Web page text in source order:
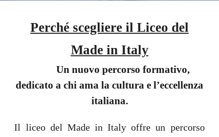
Perché scegliere il Liceo del
Made in Italy
Un nuovo percorso formativo,
dedicato a chi ama la cultura e l’eccellenza
italiana.
Il liceo del Made in Italy offre un percorso